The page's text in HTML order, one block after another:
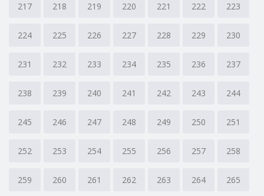
217 218 219 220 221 222 223
224 225 226 227 228 229 230
231 232 233 234 235 236 237
238 239 240 241 242 243 244
245 246 247 248 249 250 251
252 253 254 255 256 257 258
259 260 261 262 263 264 265